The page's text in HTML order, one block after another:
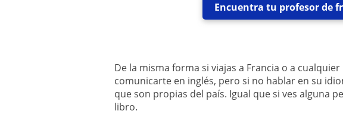
Encuentra tu profesor de
De la misma forma si viajas a Francia o a
comunicarte en inglés, pero si no hablar en su
que son propias del país. Igual que si ves alguna
libro.